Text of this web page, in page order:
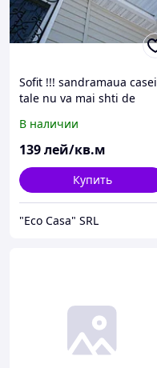
Sofit !!! sandramaua casei
tale nu va mai shti de
exteriori.
В наличии
139лей/кв.м
Купить
"Eco Casa" SRL